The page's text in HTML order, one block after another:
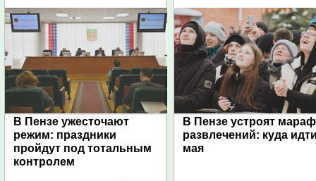
В Пензе ужесточают
режим: праздники
пройдут под тотальным
контролем
В Пензе устроят
развлечений: куда
мая